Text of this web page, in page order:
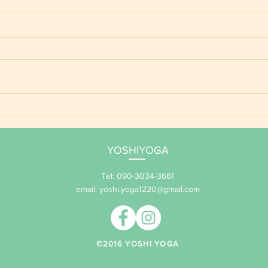
サポート 2026
YOSHIYOGA
Tel: 090-3034-3661
email: yoshi.yoga1220@gmail.com
​©2016 YOSHI YOGA